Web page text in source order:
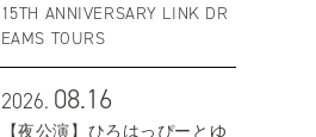
15TH ANNIVERSARY LINK DR
EAMS TOURS
2026. 08.16
【夜公演】ひろはっぴーとゆ